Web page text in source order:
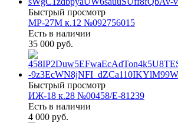
Быстрый просмотр
МР-27М к.12 №092756015
Есть в наличии
35 000 руб.
Быстрый просмотр
ИЖ-18 к.28 №00458/Е-81239
Есть в наличии
4 000 руб.